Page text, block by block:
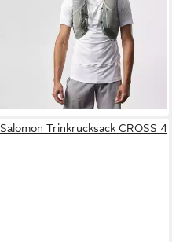
ab 93,96 € UVP110,00 €
lieferbar - in 1-2 Werktagen bei dir
Salomon Trinkrucksack CROSS 4